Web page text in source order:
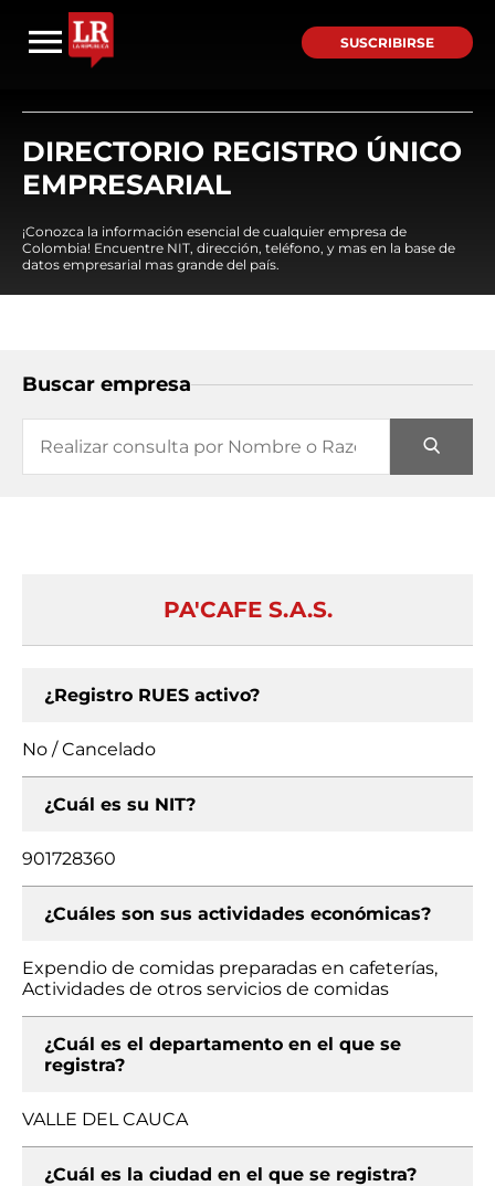
SUSCRIBIRSE
DIRECTORIO REGISTRO ÚNICO
EMPRESARIAL
¡Conozca la información esencial de cualquier empresa de
Colombia! Encuentre NIT, dirección, teléfono, y mas en la base de
datos empresarial mas grande del país.
Buscar empresa
PA'CAFE S.A.S.
¿Registro RUES activo?
No / Cancelado
¿Cuál es su NIT?
901728360
¿Cuáles son sus actividades económicas?
Expendio de comidas preparadas en cafeterías,
Actividades de otros servicios de comidas
¿Cuál es el departamento en el que se
registra?
VALLE DEL CAUCA
¿Cuál es la ciudad en el que se registra?